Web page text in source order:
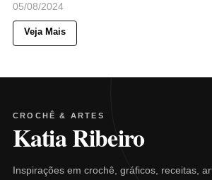
05/08/2024
Veja Mais
CROCHÊ & ARTES
Katia Ribeiro
Inspirações em crochê, gráficos, receitas,